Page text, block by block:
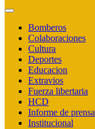
Bomberos
Colaboraciones
Cultura
Deportes
Educacion
Extravios
Fuerza libertaria
HCD
Informe de prensa
Institucional